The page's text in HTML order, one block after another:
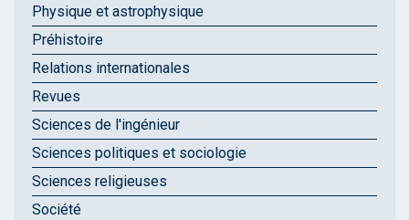
Physique et astrophysique
Préhistoire
Relations internationales
Revues
Sciences de l'ingénieur
Sciences politiques et sociologie
Sciences religieuses
Société